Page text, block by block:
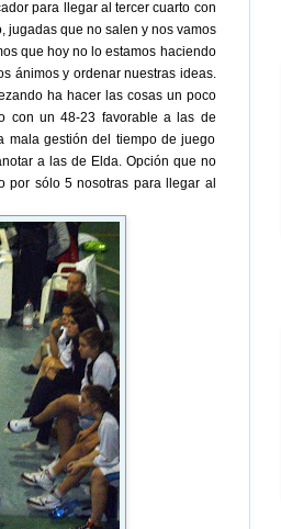
para llegar al tercer cuarto con
jugadas que no salen y nos vamos
que hoy no lo estamos haciendo
ánimos y ordenar nuestras ideas.
ha hacer las cosas un poco
con un 48-23 favorable a las de
mala gestión del tiempo de juego
a las de Elda. Opción que no
por sólo 5 nosotras para llegar al